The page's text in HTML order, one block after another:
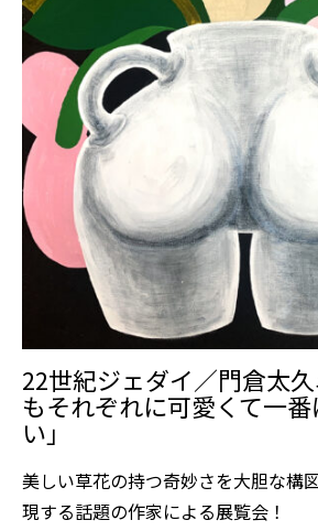
22世紀ジェダイ／門倉太
もそれぞれに可愛くて一
い」
美しい草花の持つ奇妙さを大胆な構
現する話題の作家による展覧会！